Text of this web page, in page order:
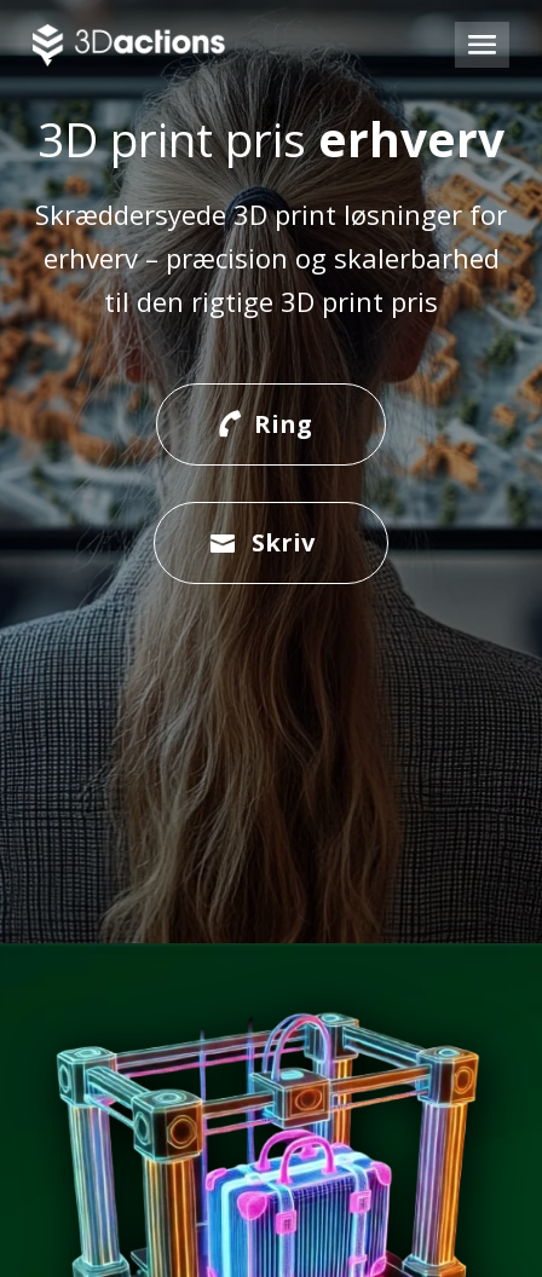
3D print priserhverv
Skræddersyede 3D print løsninger for
erhverv – præcision og skalerbarhed
til den rigtige 3D print pris
Ring
Skriv